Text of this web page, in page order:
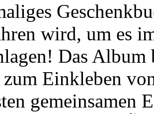
wird, um es
Das
Einkleben
gemeinsamen